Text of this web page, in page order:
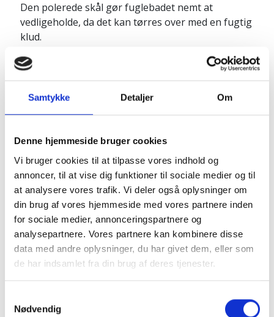
Samtykke Detaljer Om
Denne hjemmeside bruger cookies
Vi bruger cookies til at tilpasse vores indhold og
annoncer, til at vise dig funktioner til sociale medier og til
at analysere vores trafik. Vi deler også oplysninger om
din brug af vores hjemmeside med vores partnere inden
for sociale medier, annonceringspartnere og
analysepartnere. Vores partnere kan kombinere disse
data med andre oplysninger, du har givet dem, eller som
de har indsamlet fra din brug af deres tjenester.
Nødvendig
Den polerede skål gør fuglebadet nemt at
vedligeholde, da det kan tørres over med en fugtig
klud.
Der er en lille platform hvor det er muligt at sætte
Produktinfo:
Højde: ca. 12 cm
Dybde: ca. 3-4 cm
Platform: ca. 8 cm
Vægt: ca. 18 kg.
Naturprodukt – variationer forekommer
Granit er et naturmateriale, og variationer i farve og
struktur forekommer. Billeder og farveprøver er
vejledende.